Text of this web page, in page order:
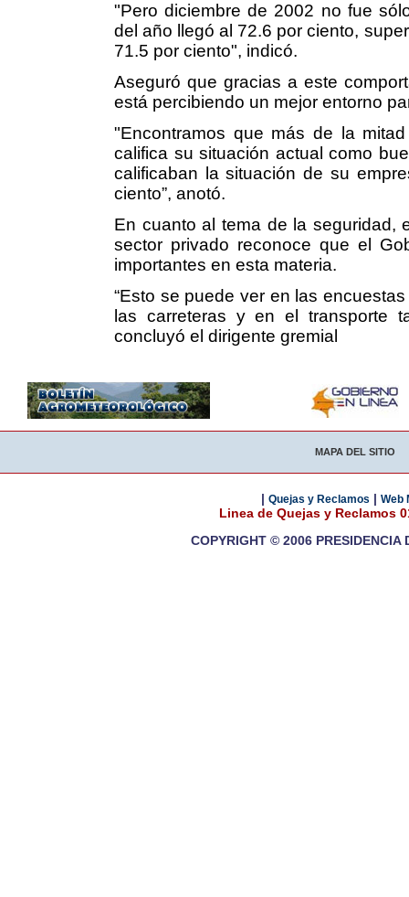
"Pero diciembre de 2002 no fue
del año llegó al 72.6 por ciento,
71.5 por ciento", indicó.
Aseguró que gracias a este
está percibiendo un mejor entorno
"Encontramos que más de la
califica su situación actual como
calificaban la situación de su
ciento”, anotó.
En cuanto al tema de la seguridad,
sector privado reconoce que el
importantes en esta materia.
“Esto se puede ver en las
las carreteras y en el transporte
concluyó el dirigente gremial
MAPA DEL SITIO
| Quejas y Reclamos | Web
Linea de Quejas y Reclamos
COPYRIGHT © 2006 PRESIDENCIA